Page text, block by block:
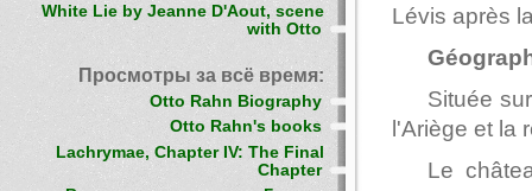
Lévis après
Située
l'Ariège et la
Le
White Lie by Jeanne D'Aout, scene
with Otto
Просмотры за всё время:
Otto Rahn Biography
Otto Rahn's books
Lachrymae, Chapter IV: The Final
Chapter